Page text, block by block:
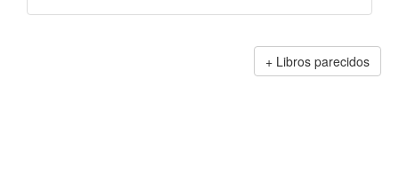
Libros parecidos